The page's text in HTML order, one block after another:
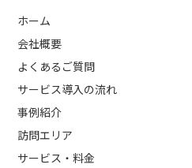
ホーム
会社概要
よくあるご質問
サービス導入の流れ
事例紹介
訪問エリア
サービス・料金